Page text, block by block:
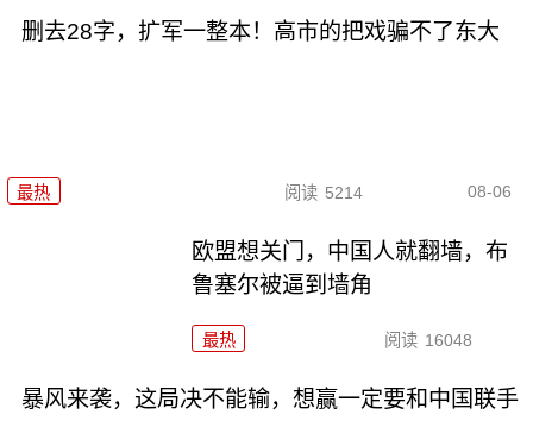
删去28字，扩军一整本！高市的把戏骗不了东大
最热 阅读 5214 08-06
欧盟想关门，中国人就翻墙，布
鲁塞尔被逼到墙角
最热 阅读 16048
暴风来袭，这局决不能输，想赢一定要和中国联手